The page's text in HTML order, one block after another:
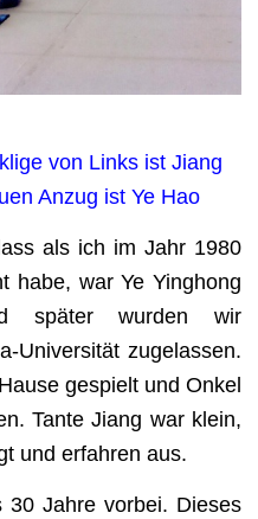
von Links ist Jiang
Anzug ist Ye Hao
als ich im Jahr 1980
habe, war Ye Yinghong
später wurden wir
Universität zugelassen.
gespielt und Onkel
Tante Jiang war klein,
und erfahren aus.
30 Jahre vorbei. Dieses